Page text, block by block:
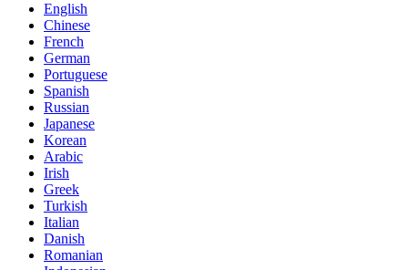
English
Chinese
French
German
Portuguese
Spanish
Russian
Japanese
Korean
Arabic
Irish
Greek
Turkish
Italian
Danish
Romanian